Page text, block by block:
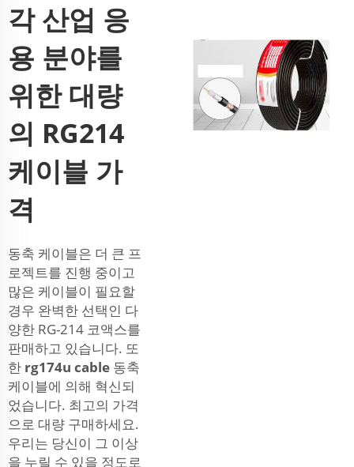
각 산업 응
용 분야를
위한 대량
의 RG214
케이블 가
격
동축 케이블은 더 큰 프
로젝트를 진행 중이고
많은 케이블이 필요할
경우 완벽한 선택인 다
양한 RG-214 코액스를
판매하고 있습니다. 또
한 rg174u cable 동축
케이블에 의해 혁신되
었습니다. 최고의 가격
으로 대량 구매하세요.
우리는 당신이 그 이상
을 누릴 수 있을 정도로